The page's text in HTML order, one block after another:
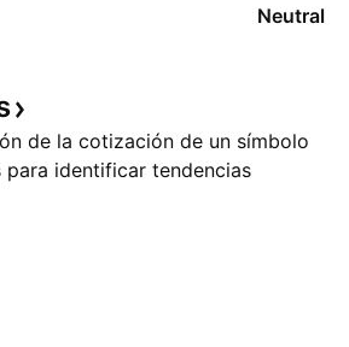
Neutral
de la cotización de un símbolo
para identificar tendencias